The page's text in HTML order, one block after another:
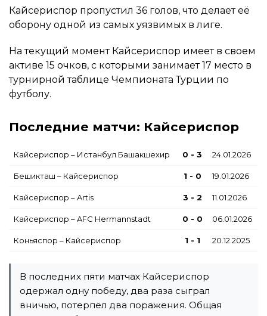
Кайсериспор пропустил 36 голов, что делает её
оборону одной из самых уязвимых в лиге.
На текущий момент Кайсериспор имеет в своем
активе 15 очков, с которыми занимает 17 место в
турнирной таблице Чемпионата Турции по
футболу.
Последние матчи: Кайсериспор
Кайсериспор – Истанбул Башакшехир 0 - 3 24.01.2026
Бешикташ – Кайсериспор 1 - 0 19.01.2026
Кайсериспор – Artis 3 - 2 11.01.2026
Кайсериспор – AFC Hermannstadt 0 - 0 06.01.2026
Коньяспор – Кайсериспор 1 - 1 20.12.2025
В последних пяти матчах Кайсериспор
одержал одну победу, два раза сыграл
вничью, потерпел два поражения. Общая